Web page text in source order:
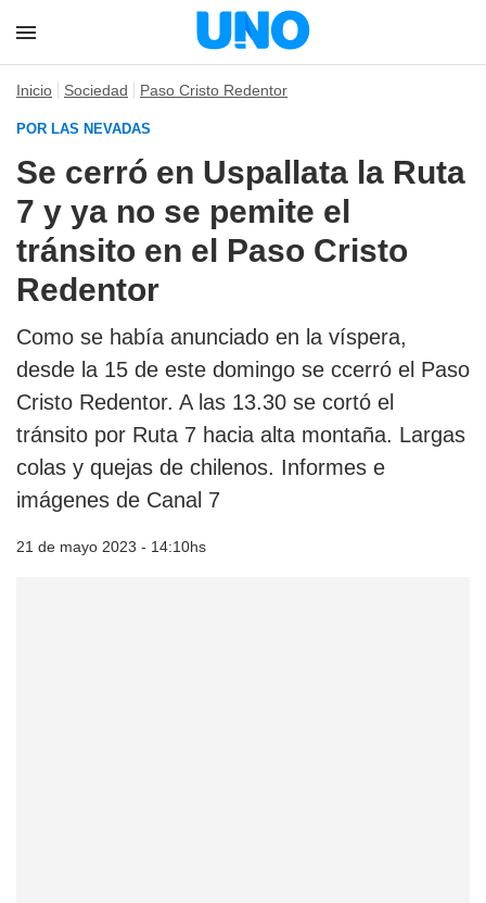
Inicio Sociedad Paso Cristo Redentor
POR LAS NEVADAS
Se cerró en Uspallata la Ruta
7 y ya no se pemite el
tránsito en el Paso Cristo
Redentor
Como se había anunciado en la víspera,
desde la 15 de este domingo se ccerró el Paso
Cristo Redentor. A las 13.30 se cortó el
tránsito por Ruta 7 hacia alta montaña. Largas
colas y quejas de chilenos. Informes e
imágenes de Canal 7
21 de mayo 2023 - 14:10hs